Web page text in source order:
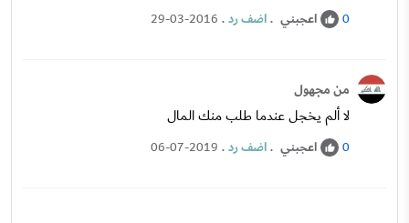
0 اعجبني .اضف رد.
29-03-2016
من مجهول
لا ألم يخجل عندما طلب منك المال
0 اعجبني .اضف رد.
06-07-2019